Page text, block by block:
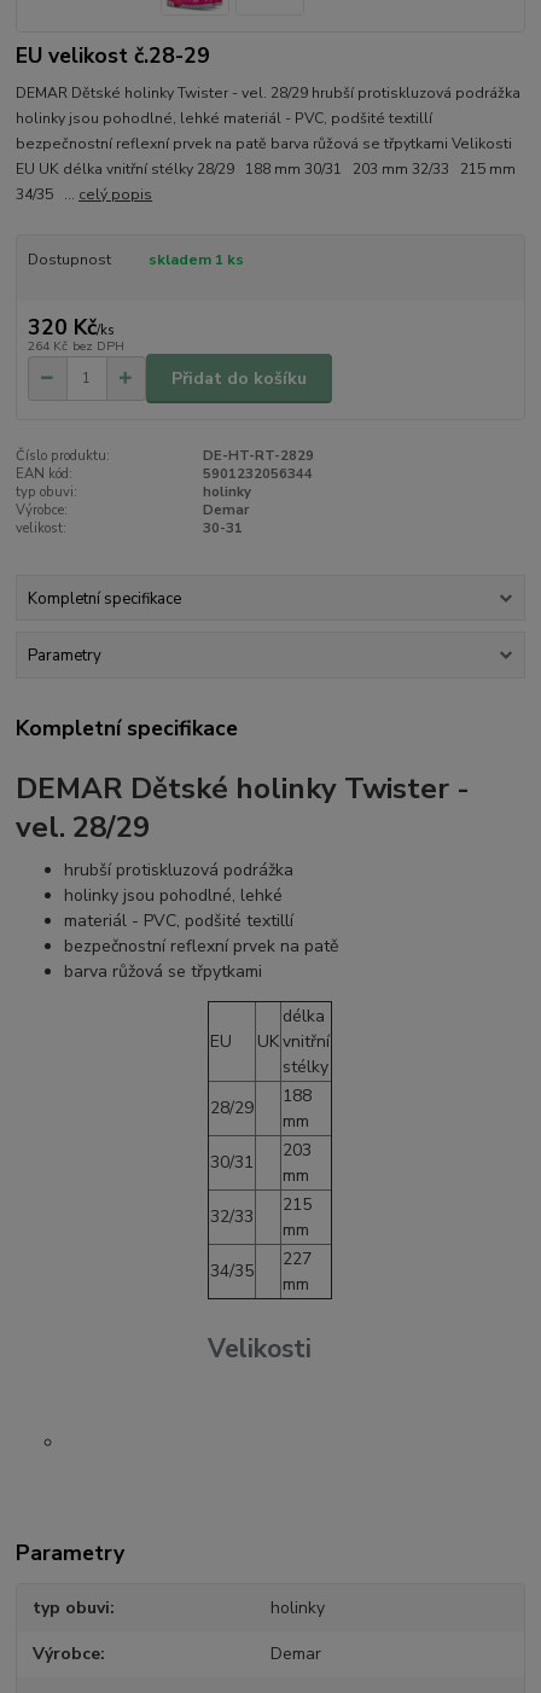
EU velikost č.28-29
DEMAR Dětské holinky Twister - vel. 28/29 hrubší protiskluzová podrážka
holinky jsou pohodlné, lehké materiál - PVC, podšité textillí
bezpečnostní reflexní prvek na patě barva růžová se třpytkami Velikosti
EU UK délka vnitřní stélky 28/29 188 mm 30/31 203 mm 32/33 215 mm
34/35 ... celý popis
Dostupnost skladem 1 ks
320 Kč/ks
264 Kč bez DPH
Přidat do košíku
Číslo produktu:
DE-HT-RT-2829
EAN kód:
5901232056344
typ obuvi:
holinky
Výrobce:
Demar
velikost:
30-31
Kompletní specifikace
Parametry
Kompletní specifikace
DEMAR Dětské holinky Twister -
vel. 28/29
hrubší protiskluzová podrážka
holinky jsou pohodlné, lehké
materiál - PVC, podšité textillí
bezpečnostní reflexní prvek na patě
barva růžová se třpytkami
Velikosti
EU UK
délka
vnitřní
stélky
28/29
188
mm
30/31
203
mm
32/33
215
mm
34/35
227
mm
Parametry
typ obuvi holinky
Výrobce Demar